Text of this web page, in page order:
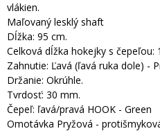
vlákien.
Maľovaný lesklý shaft
Dĺžka: 95 cm.
Celková dĺžka hokejky s čepeľou:
Zahnutie: Ľavá (ľavá ruka dole) -
Držanie: Okrúhle.
Tvrdosť: 30 mm.
Čepeľ: ľavá/pravá HOOK - Green
Omotávka Pryžová -